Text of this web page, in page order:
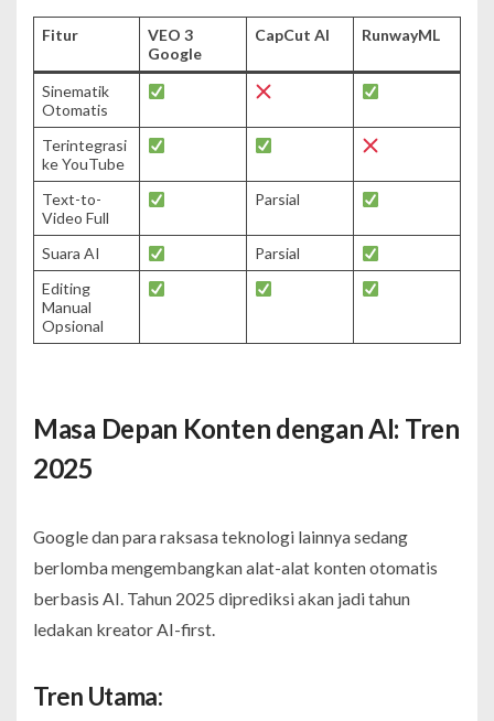
Fitur
VEO 3
Google
CapCut AI RunwayML
Sinematik
Otomatis
Terintegrasi
ke YouTube
Text-to-
Video Full
Parsial
Suara AI
Parsial
Editing
Manual
Opsional
Masa Depan Konten dengan AI: Tren
2025
Google dan para raksasa teknologi lainnya sedang
berlomba mengembangkan alat-alat konten otomatis
berbasis AI. Tahun 2025 diprediksi akan jadi tahun
ledakan kreator AI-first.
Tren Utama: